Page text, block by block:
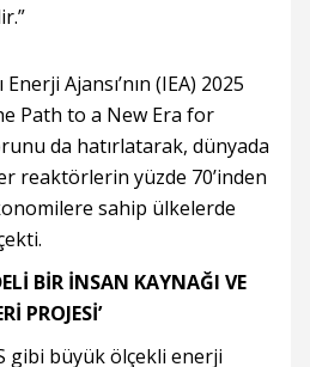
Ajansı’nın (IEA) 2025
Path to a New Era for
da hatırlatarak, dünyada
reaktörlerin yüzde 70’inden
sahip ülkelerde
BİR İNSAN KAYNAĞI VE
PROJESİ’
gibi büyük ölçekli enerji